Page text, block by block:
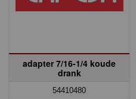
adapter 7/16-1/4 koude
drank
54410480